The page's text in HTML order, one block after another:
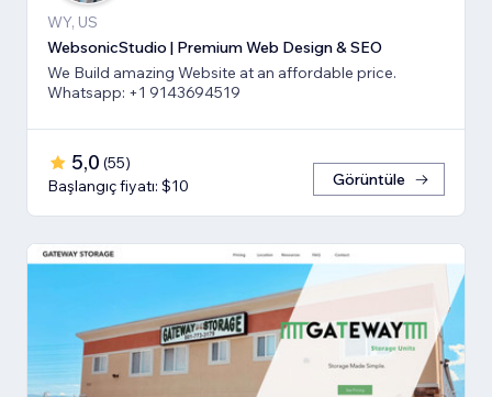
WY, US
WebsonicStudio | Premium Web Design & SEO
We Build amazing Website at an affordable price.
Whatsapp: +1 9143694519
5,0 (55)
Başlangıç fiyatı: $10
Görüntüle